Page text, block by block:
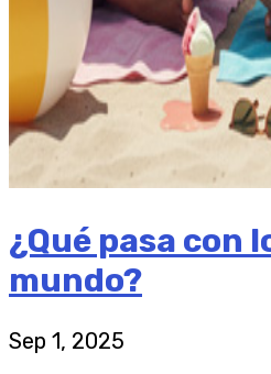
¿Qué pasa con
mundo?
Sep 1, 2025